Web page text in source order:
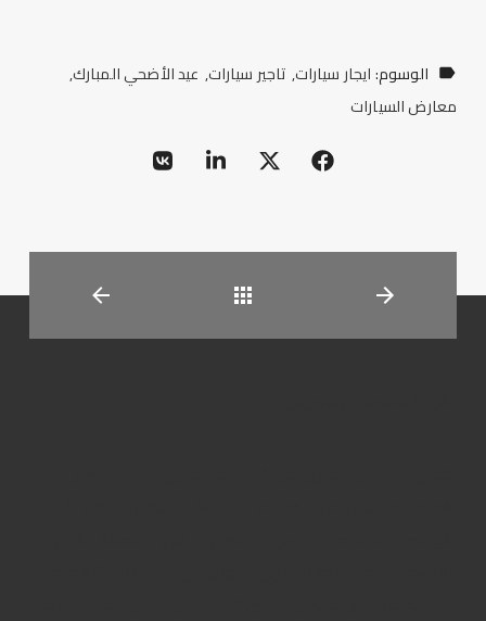
الوسوم:ايجار سيارات تاجير سيارات عيد الأضحي المبارك
معارض السيارات